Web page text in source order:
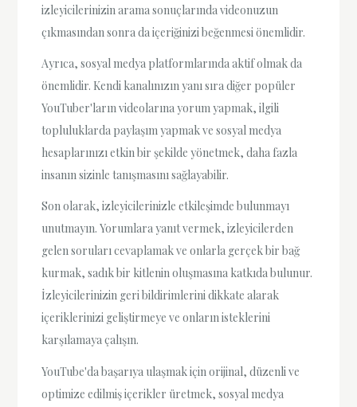
izleyicilerinizin arama sonuçlarında videonuzun
çıkmasından sonra da içeriğinizi beğenmesi önemlidir.
Ayrıca, sosyal medya platformlarında aktif olmak da
önemlidir. Kendi kanalınızın yanı sıra diğer popüler
YouTuber'ların videolarına yorum yapmak, ilgili
topluluklarda paylaşım yapmak ve sosyal medya
hesaplarınızı etkin bir şekilde yönetmek, daha fazla
insanın sizinle tanışmasını sağlayabilir.
Son olarak, izleyicilerinizle etkileşimde bulunmayı
unutmayın. Yorumlara yanıt vermek, izleyicilerden
gelen soruları cevaplamak ve onlarla gerçek bir bağ
kurmak, sadık bir kitlenin oluşmasına katkıda bulunur.
İzleyicilerinizin geri bildirimlerini dikkate alarak
içeriklerinizi geliştirmeye ve onların isteklerini
karşılamaya çalışın.
YouTube'da başarıya ulaşmak için orijinal, düzenli ve
optimize edilmiş içerikler üretmek, sosyal medya